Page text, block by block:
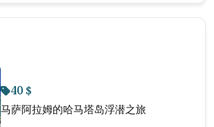
40 $
马萨阿拉姆的哈马塔岛浮潜之旅